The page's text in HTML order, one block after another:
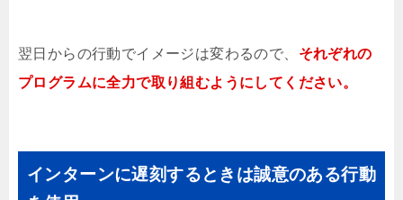
翌日からの行動でイメージは変わるので、 それぞれの
プログラムに全力で取り組むようにしてください。
インターンに遅刻するときは誠意のある行動